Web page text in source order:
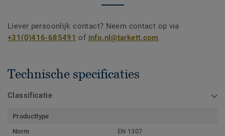
Liever persoonlijk contact? Neem contact op via
+31(0)416-685491 of info.nl@tarkett.com
Technische specificaties
Classificatie
Producttype
Norm
EN 1307